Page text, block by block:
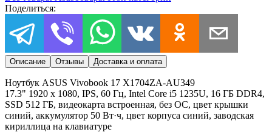
Поделиться:
Описание Отзывы Доставка и оплата
Ноутбук ASUS Vivobook 17 X1704ZA-AU349
17.3" 1920 x 1080, IPS, 60 Гц, Intel Core i5 1235U, 16 ГБ DDR4,
SSD 512 ГБ, видеокарта встроенная, без ОС, цвет крышки
синий, аккумулятор 50 Вт·ч, цвет корпуса синий, заводская
кириллица на клавиатуре